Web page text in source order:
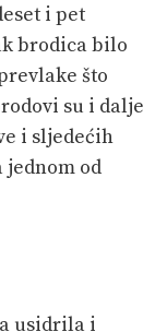
i pet
brodica bilo
što
su i dalje
i sljedećih
od
usidrila i